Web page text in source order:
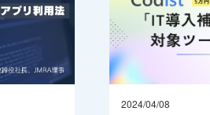
2024/04/08